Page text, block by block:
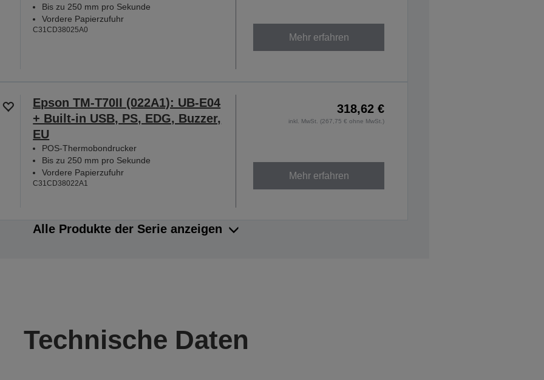
Bis zu 250 mm pro Sekunde
Vordere Papierzufuhr
C31CD38025A0
Mehr erfahren
Epson TM-T70II (022A1): UB-E04
+ Built-in USB, PS, EDG, Buzzer,
EU
POS-Thermobondrucker
Bis zu 250 mm pro Sekunde
Vordere Papierzufuhr
C31CD38022A1
318,62 €
inkl. MwSt. (267,75 € ohne MwSt.)
Mehr erfahren
Alle Produkte der Serie anzeigen
Technische Daten